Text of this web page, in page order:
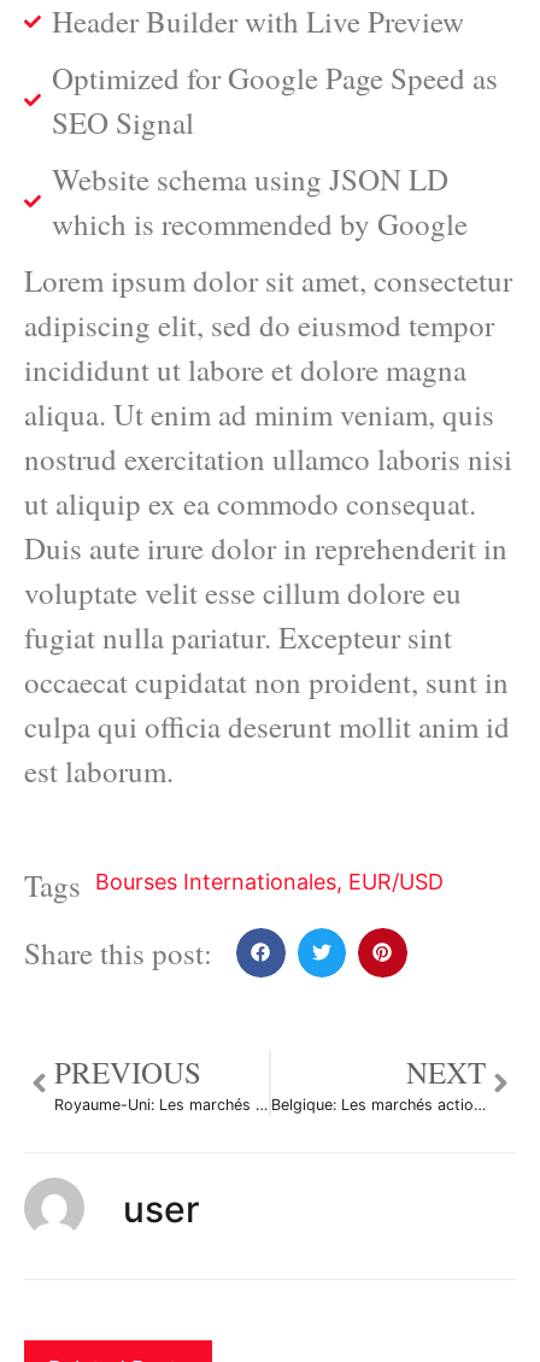
Header Builder with Live Preview
Optimized for Google Page Speed as
SEO Signal
Website schema using JSON LD
which is recommended by Google
Lorem ipsum dolor sit amet, consectetur
adipiscing elit, sed do eiusmod tempor
incididunt ut labore et dolore magna
aliqua. Ut enim ad minim veniam, quis
nostrud exercitation ullamco laboris nisi
ut aliquip ex ea commodo consequat.
Duis aute irure dolor in reprehenderit in
voluptate velit esse cillum dolore eu
fugiat nulla pariatur. Excepteur sint
occaecat cupidatat non proident, sunt in
culpa qui officia deserunt mollit anim id
est laborum.
Tags Bourses Internationales, EUR/USD
Share this post:
PREVIOUS
Royaume-Uni: Les marchés actions finissent en hausse; l’indice Investing.com Royaume-Uni 100 gagne 1,02%
NEXT
Belgique: Les marchés actions finissent en hausse; l’indice BEL 20 gagne 0,86%
user